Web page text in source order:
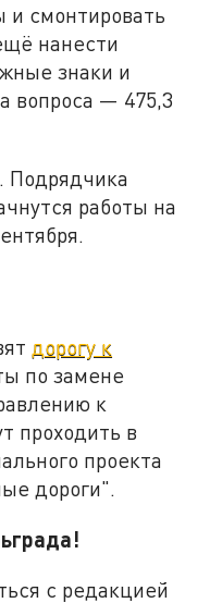
и смонтировать
нанести
знаки и
вопроса — 475,3
Подрядчика
работы на
дорогу к
по замене
к
проходить в
проекта
дороги".
с редакцией